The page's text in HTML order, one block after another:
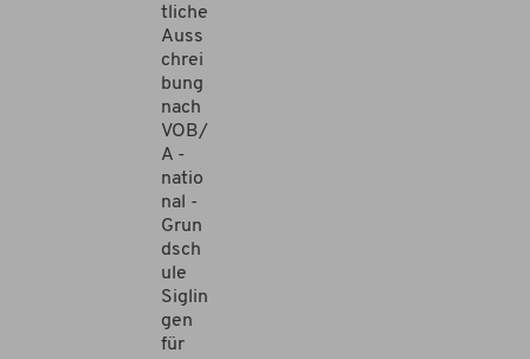
tliche
Auss
chrei
bung
nach
VOB/
A -
natio
nal -
Grun
dsch
ule
Siglin
gen
für